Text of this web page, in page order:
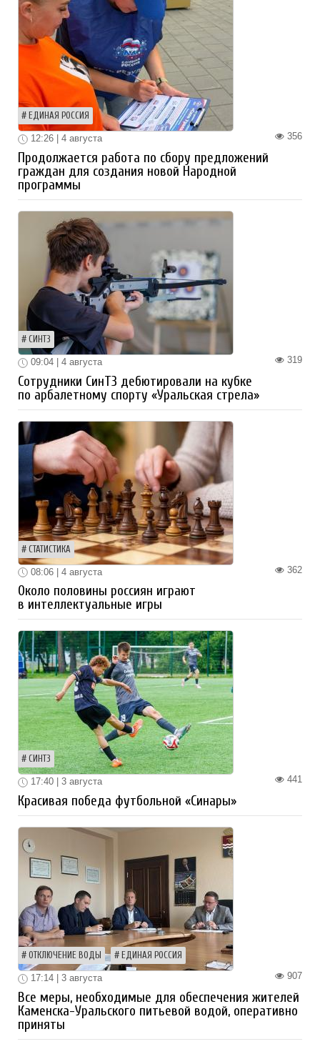
ЕДИНАЯ РОССИЯ
356
12:26 | 4 августа
Продолжается работа по сбору предложений
граждан для создания новой Народной
программы
СИНТЗ
319
09:04 | 4 августа
Сотрудники СинТЗ дебютировали на кубке
по арбалетному спорту «Уральская стрела»
СТАТИСТИКА
362
08:06 | 4 августа
Около половины россиян играют
в интеллектуальные игры
СИНТЗ
441
17:40 | 3 августа
Красивая победа футбольной «Синары»
ОТКЛЮЧЕНИЕ ВОДЫ ЕДИНАЯ РОССИЯ
907
17:14 | 3 августа
Все меры, необходимые для обеспечения жителей
Каменска-Уральского питьевой водой, оперативно
приняты